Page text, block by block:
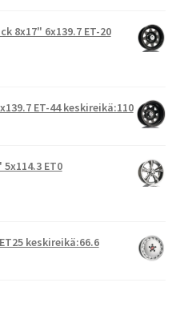
8x17" 6x139.7 ET-20
ET-44 keskireikä:110
ET0
keskireikä:66.6